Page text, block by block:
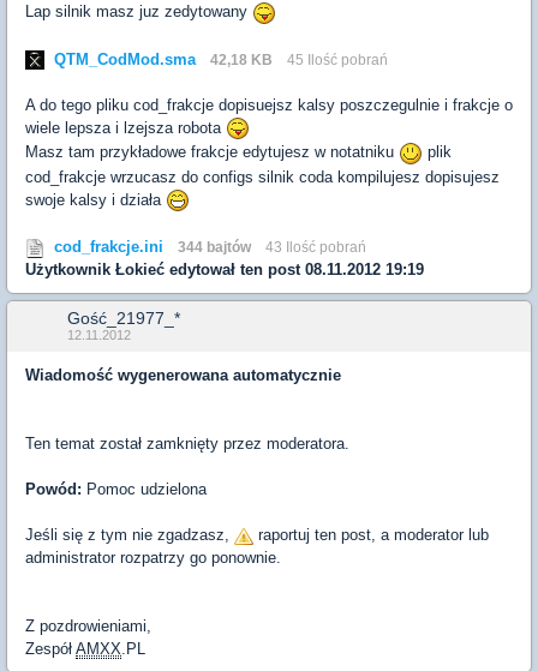
Lap silnik masz juz zedytowany
QTM_CodMod.sma 42,18 KB 45 Ilość pobrań
A do tego pliku cod_frakcje dopisuejsz kalsy poszczegulnie i frakcje o
wiele lepsza i lzejsza robota
Masz tam przykładowe frakcje edytujesz w notatniku
plik
cod_frakcje wrzucasz do configs silnik coda kompilujesz dopisujesz
swoje kalsy i działa
cod_frakcje.ini 344 bajtów 43 Ilość pobrań
Użytkownik Łokieć edytował ten post 08.11.2012 19:19
Gość_21977_*
12.11.2012
Wiadomość wygenerowana automatycznie
Ten temat został zamknięty przez moderatora.
Powód: Pomoc udzielona
Jeśli się z tym nie zgadzasz,
raportuj ten post, a moderator lub
administrator rozpatrzy go ponownie.
Z pozdrowieniami,
Zespół AMXX.PL